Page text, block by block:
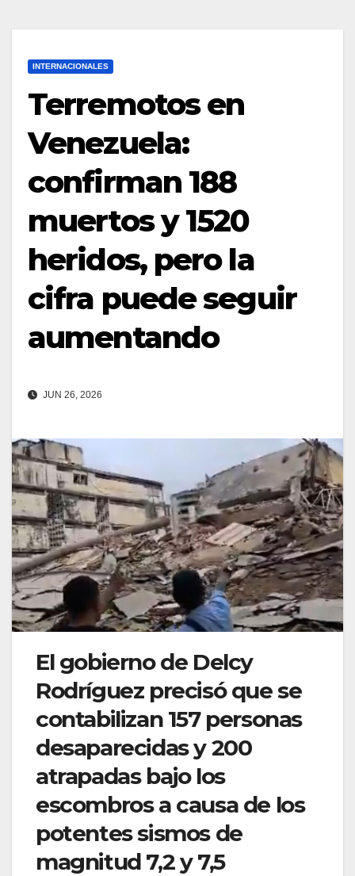
INTERNACIONALES
Terremotos en
Venezuela:
confirman 188
muertos y 1520
heridos, pero la
cifra puede seguir
aumentando
JUN 26, 2026
El gobierno de Delcy
Rodríguez precisó que se
contabilizan 157 personas
desaparecidas y 200
atrapadas bajo los
escombros a causa de los
potentes sismos de
magnitud 7,2 y 7,5